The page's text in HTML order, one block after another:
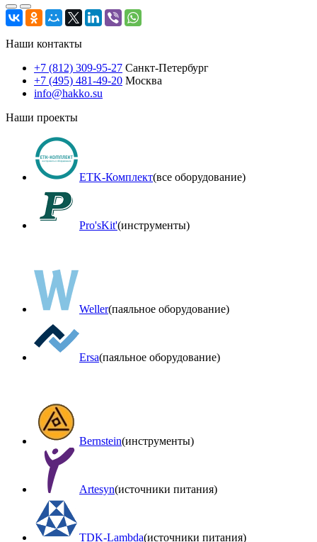
Наши контакты
+7 (812) 309-95-27 Санкт-Петербург
+7 (495) 481-49-20 Москва
info@hakko.su
Наши проекты
ETK-Комплект(все оборудование)
Pro'sKit'(инструменты)
Weller(паяльное оборудование)
Ersa(паяльное оборудование)
Bernstein(инструменты)
Artesyn(источники питания)
TDK-Lambda(источники питания)